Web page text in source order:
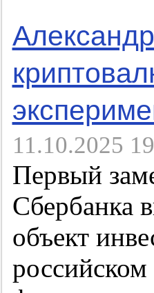
11.10.2025
Первый
Сбербанка
объект